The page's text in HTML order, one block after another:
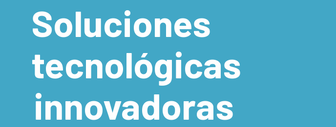
Soluciones
tecnológicas
innovadoras